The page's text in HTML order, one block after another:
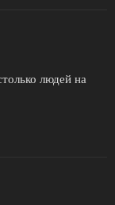
людей на